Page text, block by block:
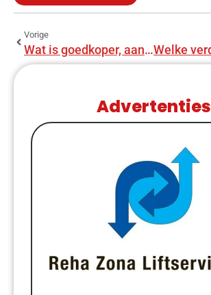
Vorige
Wat is goedkoper, aanbouw of uitbouw?
Advertenties